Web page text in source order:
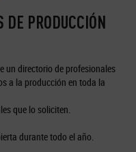
DE PRODUCCIÓN
un directorio de profesionales
a la producción en toda la
que lo soliciten.
durante todo el año.